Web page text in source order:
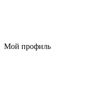
Мой профиль